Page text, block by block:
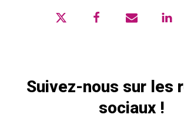
Suivez-nous sur les
sociaux !